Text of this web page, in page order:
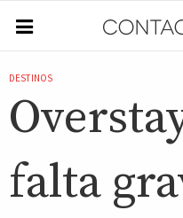
DESTINOS
falta